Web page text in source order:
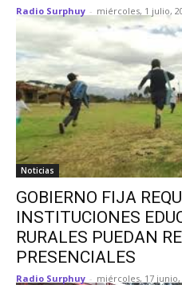
Radio Surphuy - miércoles, 1 julio,
Noticias
GOBIERNO FIJA
INSTITUCIONES
RURALES PUEDAN
PRESENCIALES
Radio Surphuy - miércoles, 17 junio,